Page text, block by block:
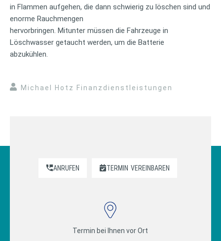
in Flammen aufgehen, die dann schwierig zu löschen sind und
enorme Rauchmengen
hervorbringen. Mitunter müssen die Fahrzeuge in
Löschwasser getaucht werden, um die Batterie
abzukühlen.
Michael Hotz Finanzdienstleistungen
ANRUFEN TERMIN VEREINBAREN
Termin bei Ihnen vor Ort